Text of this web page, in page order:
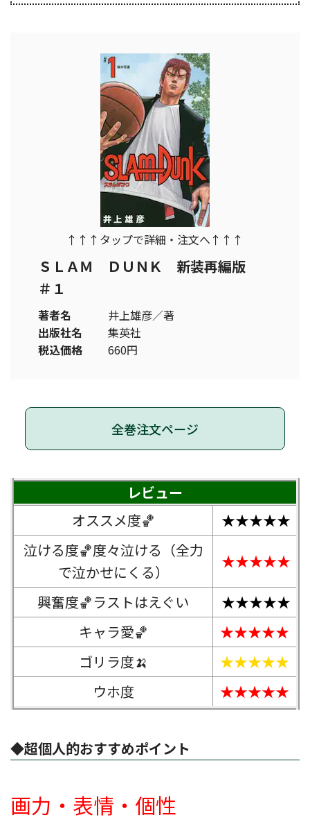
↑↑↑タップで詳細・注文へ↑↑↑
ＳＬＡＭ ＤＵＮＫ 新装再編版
＃１
著者名
井上雄彦／著
出版社名
集英社
税込価格
660円
全巻注文ページ
レビュー
オススメ度🏀
★★★★★
泣ける度🏀度々泣ける（全力
で泣かせにくる）
★★★★★
興奮度🏀ラストはえぐい
★★★★★
キャラ愛🏀
★★★★★
ゴリラ度🍌
★★★★★
ウホ度
★★★★★
◆超個人的おすすめポイント
画力・表情・個性